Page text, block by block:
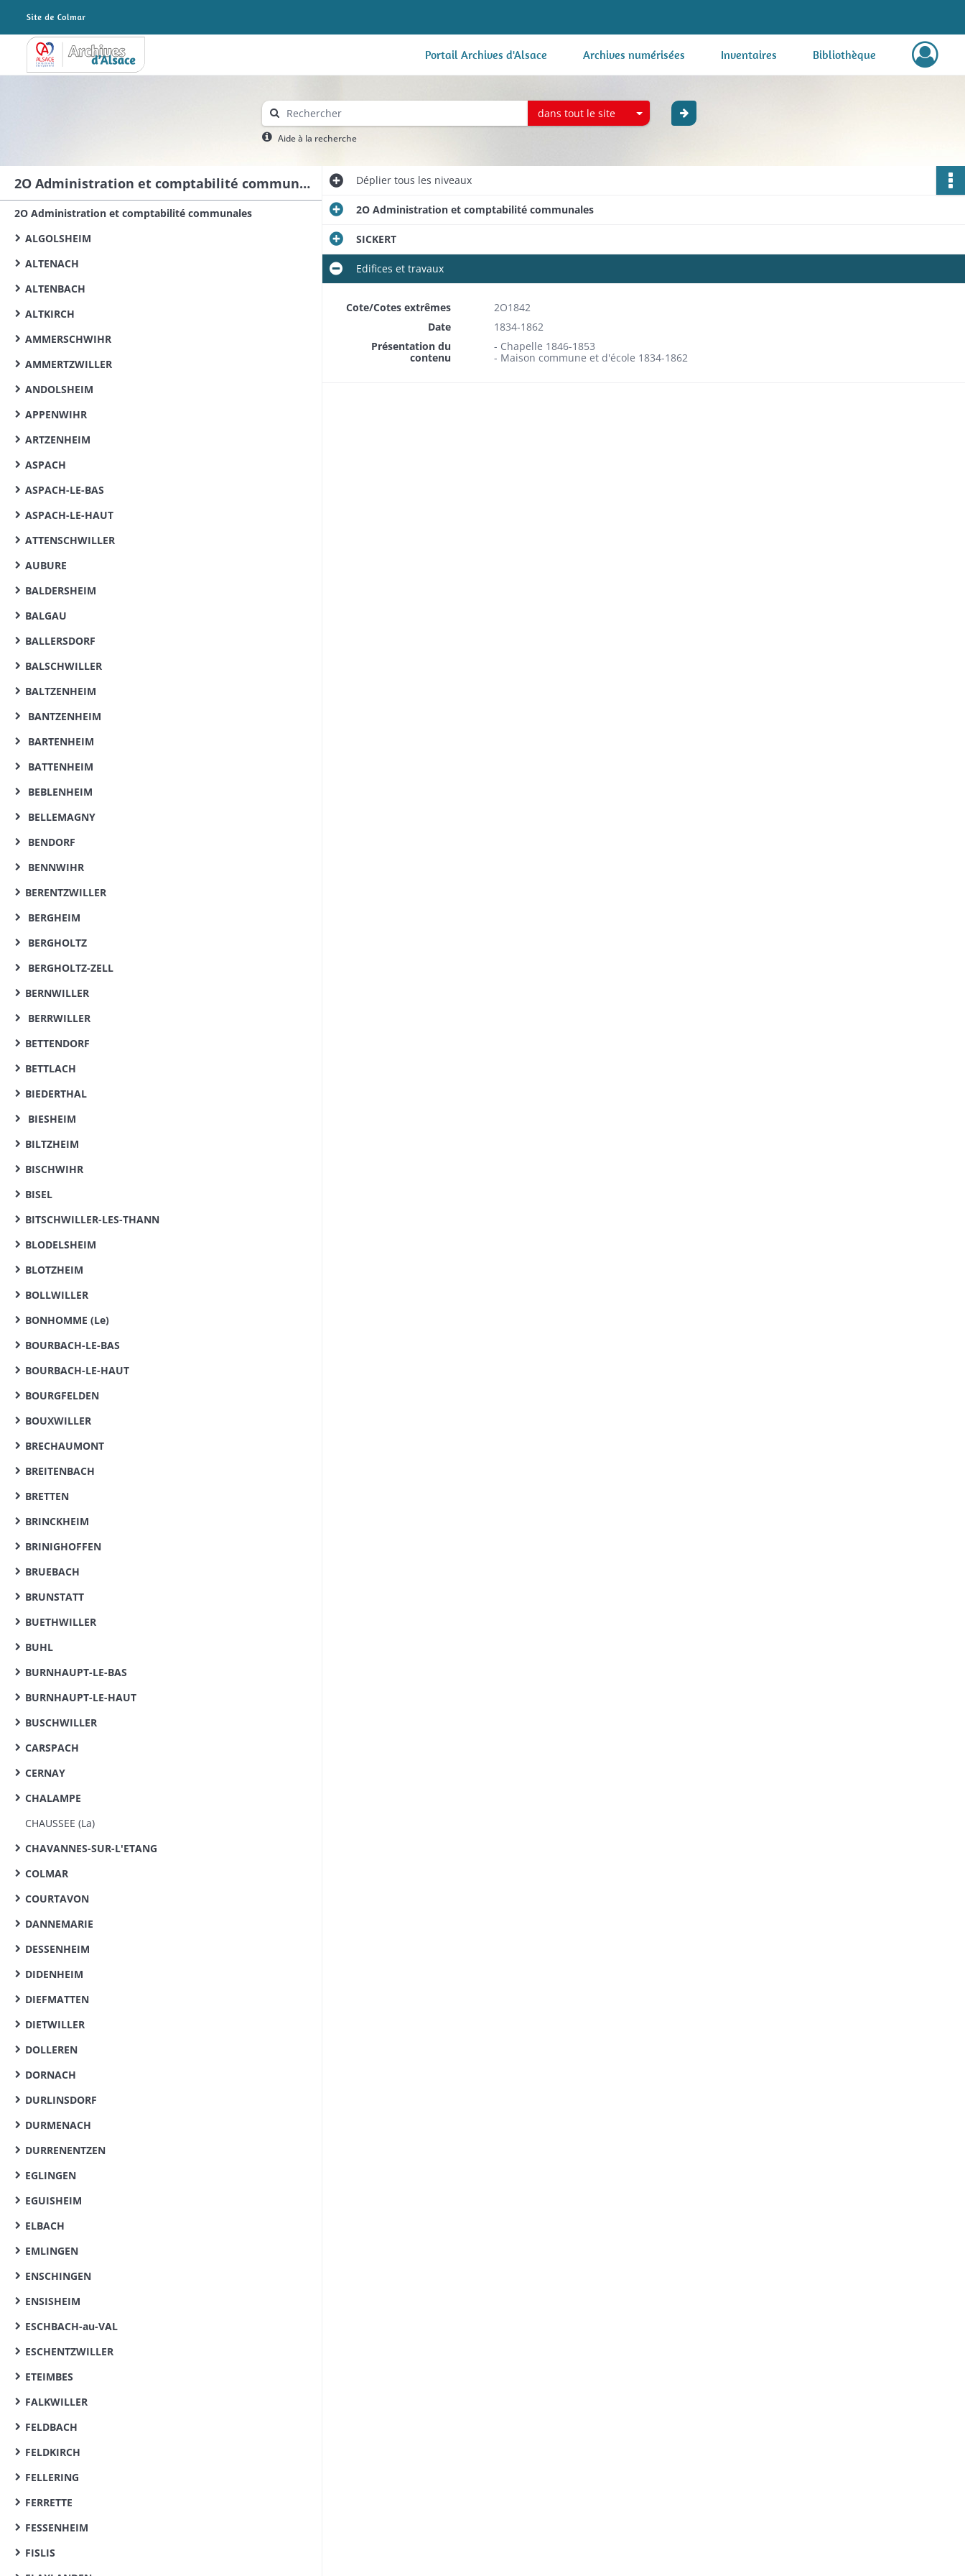
Archives Alsace - Colmar Portail Archives d'Alsace Archives numérisées Inventaires Bibliothèque
dans tout le site
Aide à la recherche
2O Administration et comptabilité communales
2O Administration et comptabilité communales
ALGOLSHEIM
ALTENACH
ALTENBACH
ALTKIRCH
AMMERSCHWIHR
AMMERTZWILLER
ANDOLSHEIM
APPENWIHR
ARTZENHEIM
ASPACH
ASPACH-LE-BAS
ASPACH-LE-HAUT
ATTENSCHWILLER
AUBURE
BALDERSHEIM
BALGAU
BALLERSDORF
BALSCHWILLER
BALTZENHEIM
BANTZENHEIM
BARTENHEIM
BATTENHEIM
BEBLENHEIM
BELLEMAGNY
BENDORF
BENNWIHR
BERENTZWILLER
BERGHEIM
BERGHOLTZ
BERGHOLTZ-ZELL
BERNWILLER
BERRWILLER
BETTENDORF
BETTLACH
BIEDERTHAL
BIESHEIM
BILTZHEIM
BISCHWIHR
BISEL
BITSCHWILLER-LES-THANN
BLODELSHEIM
BLOTZHEIM
BOLLWILLER
BONHOMME (Le)
BOURBACH-LE-BAS
BOURBACH-LE-HAUT
BOURGFELDEN
BOUXWILLER
BRECHAUMONT
BREITENBACH
BRETTEN
BRINCKHEIM
BRINIGHOFFEN
BRUEBACH
BRUNSTATT
BUETHWILLER
BUHL
BURNHAUPT-LE-BAS
BURNHAUPT-LE-HAUT
BUSCHWILLER
CARSPACH
CERNAY
CHALAMPE
CHAUSSEE (La)
CHAVANNES-SUR-L'ETANG
COLMAR
COURTAVON
DANNEMARIE
DESSENHEIM
DIDENHEIM
DIEFMATTEN
DIETWILLER
DOLLEREN
DORNACH
DURLINSDORF
DURMENACH
DURRENENTZEN
EGLINGEN
EGUISHEIM
ELBACH
EMLINGEN
ENSCHINGEN
ENSISHEIM
ESCHBACH-au-VAL
ESCHENTZWILLER
ETEIMBES
FALKWILLER
FELDBACH
FELDKIRCH
FELLERING
FERRETTE
FESSENHEIM
FISLIS
Dépliertous les niveaux
2O Administration et comptabilité communales
SICKERT
Edifices et travaux
Cote/Cotes extrêmes
2O1842
Date
1834-1862
Présentation du
contenu
- Chapelle 1846-1853
- Maison commune et d'école 1834-1862